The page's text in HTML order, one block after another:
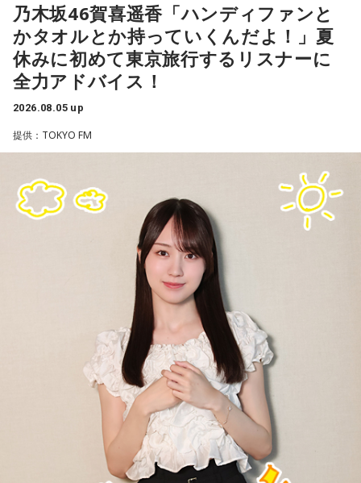
さ」号、「かいじ」号。列車が、大きな天狗の像がある高尾
駅のホームを横目に通過すると、車窓は一気に山深くなり、
小仏峠に向けて登り坂をぐいぐいと登っていきます。その最
初にくぐるトンネルの名前を「湯の花トンネル」といいま
いまから81年前、1945年8月5日は晴天に恵まれた日曜日で
運転を見合わせていましたが、急ピッチで復旧工事が行わ
れ、この日から全線で運転を再開します。
湯の花トンネル近くを走る、現在の中央本線の下り普通列車（当時は画像左・上り線の単線
新宿駅10時10分発「419列車」、普通列車・長野行には、軍
人をはじめ、買い出しや疎開先を目指す人たちが、大挙して
乗り込みました。デッキにも人があふれ、なかには窓から出
入りする子供もいたといいます。列車は、浅川駅、今の高尾
駅を正午過ぎ、およそ1時間遅れで発車。すし詰めの車内では
ありましたが、ちょうどお昼どき、おにぎりを頬張る人もい
れば、乗り合わせた人同士、互いの空襲の苦労話をしたり、
少し和んだ雰囲気もありました。
乃木坂46賀喜遥香「ハンディファンと
かタオルとか持っていくんだよ！」夏
休みに初めて東京旅行するリスナーに
全力アドバイス！
2026.08.05 up
提供：TOKYO FM